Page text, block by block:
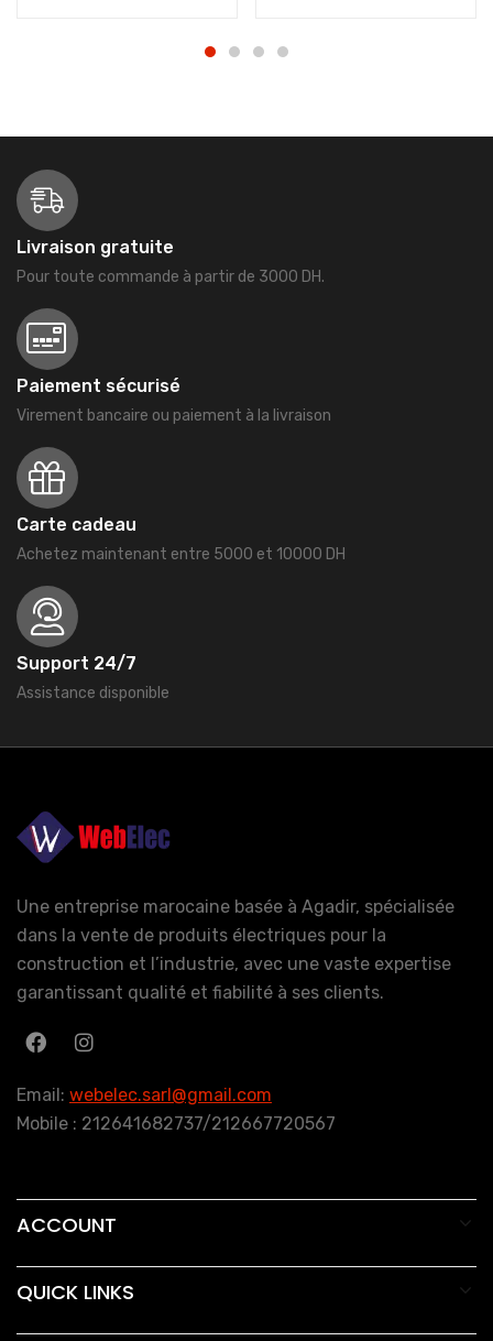
Livraison gratuite
Pour toute commande à partir de 3000 DH.
Paiement sécurisé
Virement bancaire ou paiement à la livraison
Carte cadeau
Achetez maintenant entre 5000 et 10000 DH
Support 24/7
Assistance disponible
Une entreprise marocaine basée à Agadir, spécialisée
dans la vente de produits électriques pour la
construction et l’industrie, avec une vaste expertise
garantissant qualité et fiabilité à ses clients.
Email: webelec.sarl@gmail.com
Mobile : 212641682737/212667720567
ACCOUNT
QUICK LINKS